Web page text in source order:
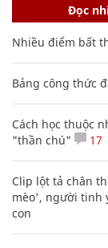
Đọc
Nhiều điểm bất
Bảng công thức
Cách học thuộc
"thần chú"
17
Clip lột tả chân
mèo', người tinh
con